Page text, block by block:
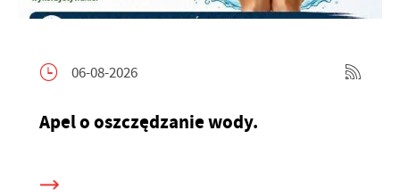
06-08-2026
Apel o oszczędzanie wody.